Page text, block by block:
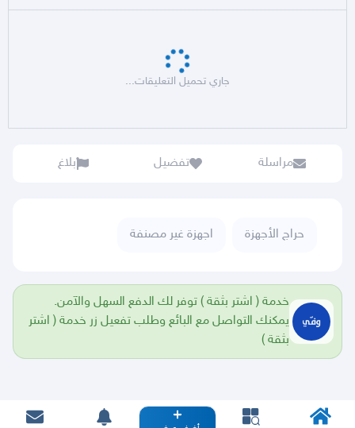
جاري تحميل التعليقات...
مراسلة تفضيل بلاغ
حراج الأجهزة اجهزة غير مصنفة
خدمة ( اشتر بثقة ) توفر لك الدفع السهل والآمن.
يمكنك التواصل مع البائع وطلب تفعيل زر خدمة ( اشتر
بثقة )